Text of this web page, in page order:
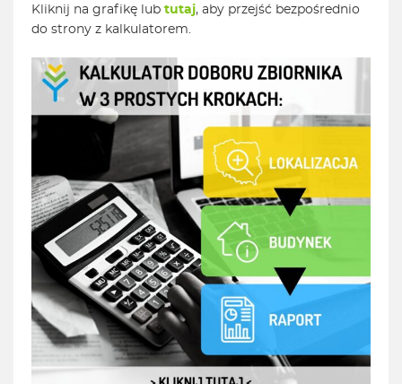
Kliknij na grafikę lub tutaj, aby przejść bezpośrednio
do strony z kalkulatorem.